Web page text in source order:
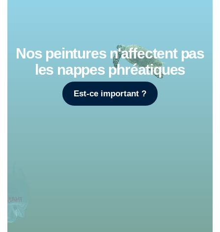
Nos peintures n'affectent pas
les nappes phréatiques
Est-ce important ?